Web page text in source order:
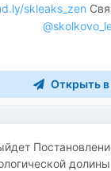
skleaks_zen
Открыть в